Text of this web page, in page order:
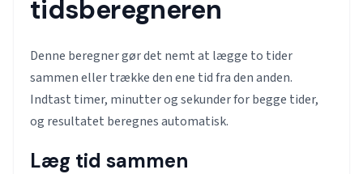
tidsberegneren
Denne beregner gør det nemt at lægge to tider
sammen eller trække den ene tid fra den anden.
Indtast timer, minutter og sekunder for begge tider,
og resultatet beregnes automatisk.
Læg tid sammen